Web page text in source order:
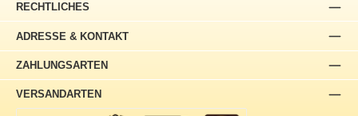
ADRESSE & KONTAKT
RECHTLICHES
ZAHLUNGSARTEN
VERSANDARTEN